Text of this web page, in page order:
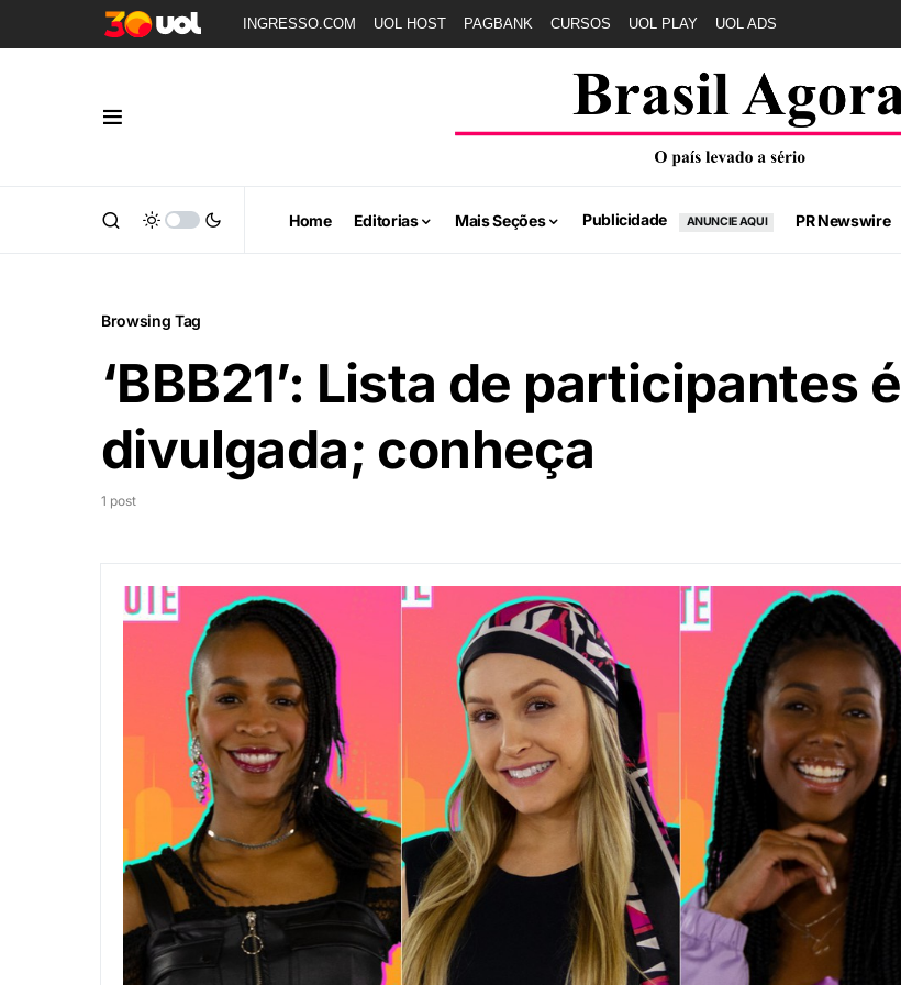
INGRESSO.COM UOL HOST PAGBANK CURSOS UOL PLAY UOL ADS
Home Editorias Mais Seções Publicidade ANUNCIE AQUI PR Newswire
Browsing Tag
‘BBB21’: Lista de participantes é
divulgada; conheça
1 post